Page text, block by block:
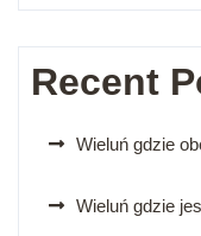
Recent
Wieluń gdzie
Wieluń gdzie